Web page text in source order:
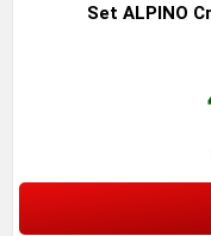
Set ALPINO